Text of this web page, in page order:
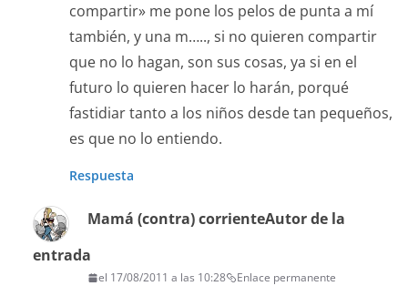
compartir» me pone los pelos de punta a mí
también, y una m….., si no quieren compartir
que no lo hagan, son sus cosas, ya si en el
futuro lo quieren hacer lo harán, porqué
fastidiar tanto a los niños desde tan pequeños,
es que no lo entiendo.
Respuesta
Mamá (contra) corrienteAutor de la
entrada
el 17/08/2011 a las 10:28 Enlace permanente